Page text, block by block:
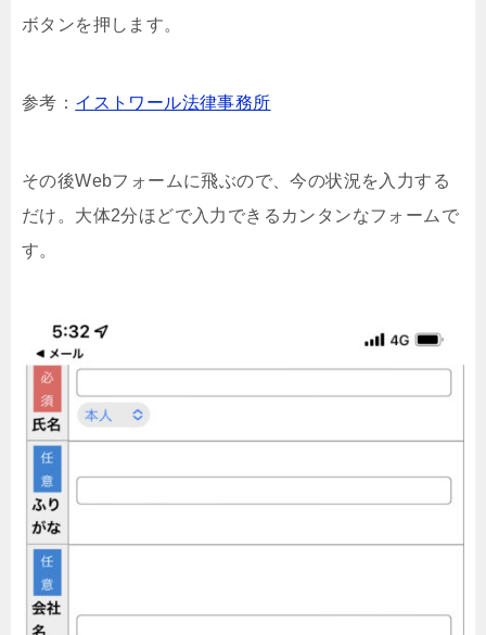
ボタンを押します。
参考： イストワール法律事務所
その後Webフォームに飛ぶので、今の状況を入力する
だけ。大体2分ほどで入力できるカンタンなフォームで
す。